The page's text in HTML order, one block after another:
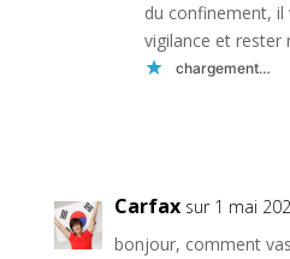
du confinement,
vigilance et rester
chargement…
Carfax sur 1 mai
bonjour, comment